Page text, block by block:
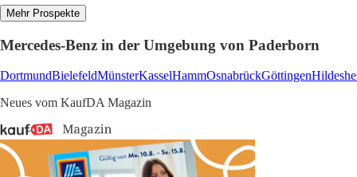
Mehr Prospekte
Mercedes-Benz in der Umgebung von Paderborn
DortmundBielefeldMünsterKasselHammOsnabrückGöttingen
Neues vom KaufDA Magazin